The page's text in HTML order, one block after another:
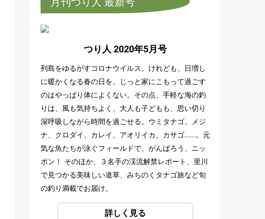
つり人 2020年5月号
列島をゆるがすコロナウイルス。けれども、日増し
に暖かくなる春の日を、じっと家にこもって過ごす
のはやっぱり体によくない。その点、手軽な海の釣
りは、風も気持ちよく、大人も子どもも、思い切り
深呼吸しながら時間を過ごせる。ウミタナゴ、メジ
ナ、クロダイ、カレイ、アオリイカ、カサゴ……。元
気な魚たちが泳ぐフィールドで、がんばろう、ニッ
ポン！ そのほか、３名手の渓流解禁レポート、里川
で見つかる美味しい道草、みちのくタナゴ旅など旬
の釣り満載でお届け。
詳しく見る